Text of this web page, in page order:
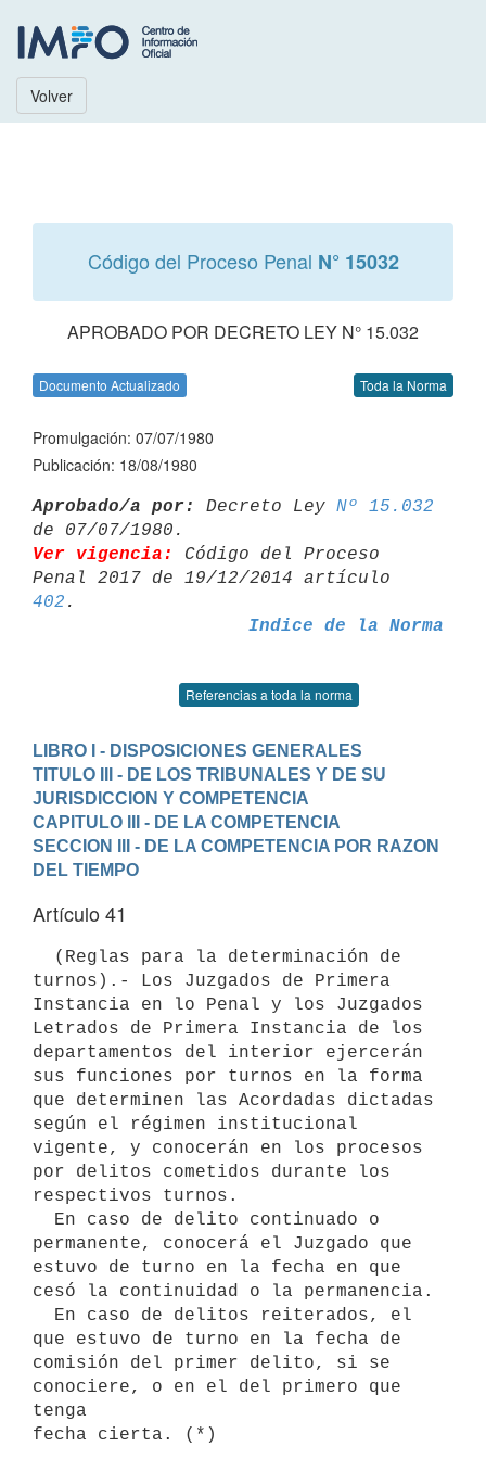
Volver
Código del Proceso Penal N° 15032
APROBADO POR DECRETO LEY N° 15.032
Documento Actualizado Toda la Norma
Promulgación: 07/07/1980
Publicación: 18/08/1980
Aprobado/a por: Decreto Ley Nº 15.032
Ver vigencia:
Código del Proceso
402
Indice de la Norma
Referencias a toda la norma
LIBRO I - DISPOSICIONES GENERALES
TITULO III - DE LOS TRIBUNALES Y DE SU
JURISDICCION Y COMPETENCIA
CAPITULO III - DE LA COMPETENCIA
SECCION III - DE LA COMPETENCIA POR RAZON
DEL TIEMPO
Artículo 41
turnos).- Los Juzgados de Primera
Instancia en lo Penal y los Juzgados
Letrados de Primera Instancia de los
departamentos del interior ejercerán
sus funciones por turnos en la forma
que determinen las Acordadas dictadas
según el régimen institucional
vigente, y conocerán en los procesos
por delitos cometidos durante los
respectivos turnos.
permanente, conocerá el Juzgado que
estuvo de turno en la fecha en que
cesó la continuidad o la permanencia.
que estuvo de turno en la fecha de
comisión del primer delito, si se
conociere, o en el del primero que
tenga